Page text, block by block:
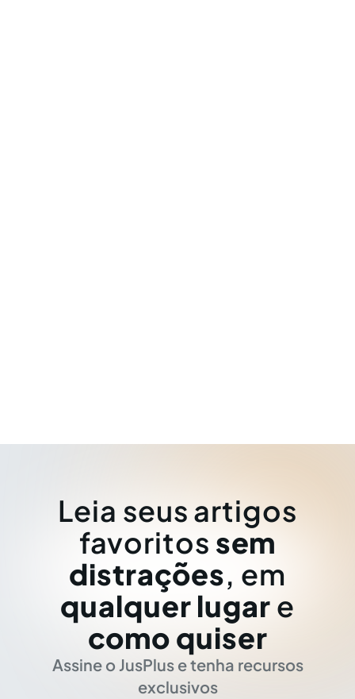
Leia seus artigos
favoritos sem
distrações, em
qualquer lugar e
como quiser
Assine o JusPlus e tenha recursos
exclusivos